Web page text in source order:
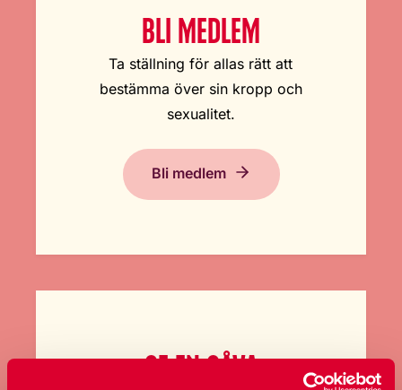
BLI MEDLEM
Ta ställning för allas rätt att
bestämma över sin kropp och
sexualitet.
Bli medlem
GE EN GÅVA